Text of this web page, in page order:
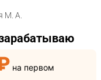
М. А.
на первом